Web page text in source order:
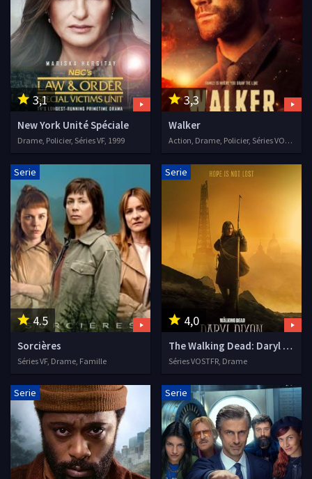
3,1
New York Unité Spéciale
Drame, Policier, Séries VF, 1999
3,3
Walker
Action, Drame, Policier, Séries VOSTFR, 2021
4.5
Serie
Sorcières
Séries VF, Drame, Famille
4,0
Serie
The Walking Dead: Daryl Dixon
Séries VOSTFR, Drame
Serie Serie